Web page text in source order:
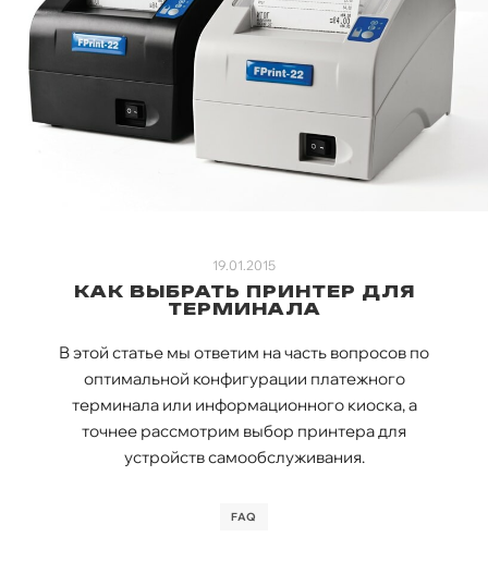
19.01.2015
КАК ВЫБРАТЬ ПРИНТЕР ДЛЯ
ТЕРМИНАЛА
В этой статье мы ответим на часть вопросов по
оптимальной конфигурации платежного
терминала или информационного киоска, а
точнее рассмотрим выбор принтера для
устройств самообслуживания.
FAQ